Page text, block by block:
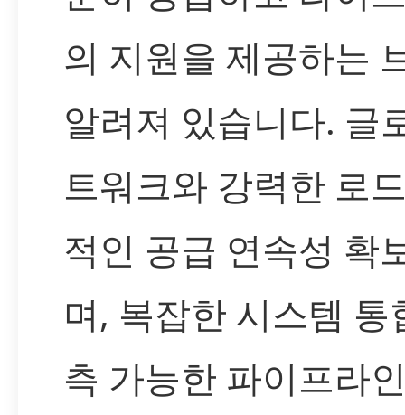
의 지원을 제공하는
알려져 있습니다. 글
트워크와 강력한 로
적인 공급 연속성 확
며, 복잡한 시스템
측 가능한 파이프라